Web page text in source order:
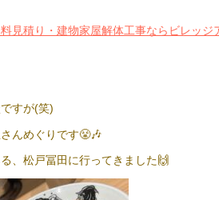
見積り・建物家屋解体工事ならビレッ
すが(笑)
んめぐりです😤🎶
、松戸冨田に行ってきました🙌